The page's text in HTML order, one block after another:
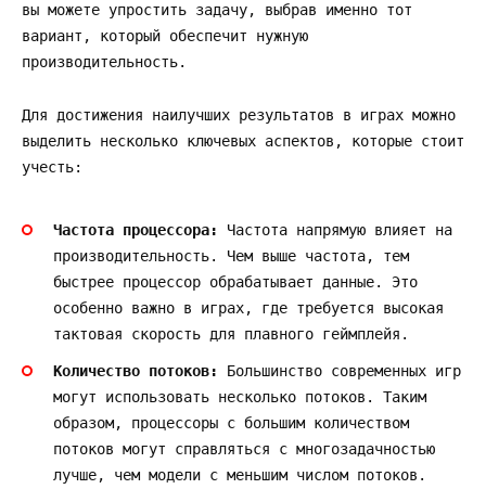
вы можете упростить задачу, выбрав именно тот
вариант, который обеспечит нужную
производительность.
Для достижения наилучших результатов в играх можно
выделить несколько ключевых аспектов, которые стоит
учесть:
Частота процессора:
Частота напрямую влияет на
производительность. Чем выше частота, тем
быстрее процессор обрабатывает данные. Это
особенно важно в играх, где требуется высокая
тактовая скорость для плавного геймплейя.
Количество потоков:
Большинство современных игр
могут использовать несколько потоков. Таким
образом, процессоры с большим количеством
потоков могут справляться с многозадачностью
лучше, чем модели с меньшим числом потоков.